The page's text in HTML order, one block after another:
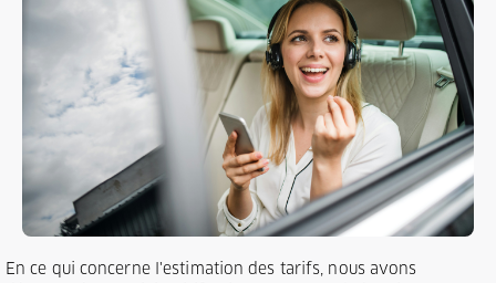
En ce qui concerne l'estimation des tarifs, nous avons